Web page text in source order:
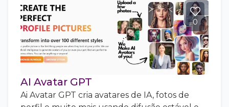
0
AI Avatar GPT
Ai Avatar GPT cria avatares de IA, fotos de